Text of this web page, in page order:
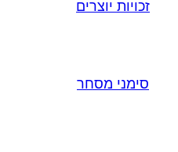
זכויות יוצרים
סימני מסחר